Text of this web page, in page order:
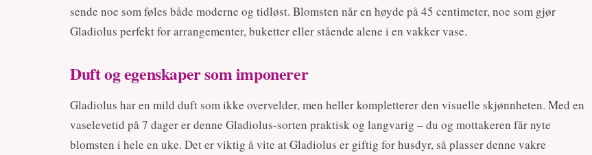
sende noe som føles både moderne og tidløst. Blomsten når en høyde på 45 centimeter, noe som gjør
Gladiolus perfekt for arrangementer, buketter eller stående alene i en vakker vase.
Duft og egenskaper som imponerer
Gladiolus har en mild duft som ikke overvelder, men heller kompletterer den visuelle skjønnheten. Med en
vaselevetid på 7 dager er denne Gladiolus-sorten praktisk og langvarig – du og mottakeren får nyte
blomsten i hele en uke. Det er viktig å vite at Gladiolus er giftig for husdyr, så plasser denne vakre